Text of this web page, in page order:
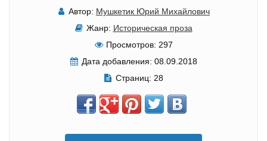
Автор: Мушкетик Юрий Михайлович
Жанр: Историческая проза
Просмотров: 297
Дата добавления: 08.09.2018
Страниц: 28